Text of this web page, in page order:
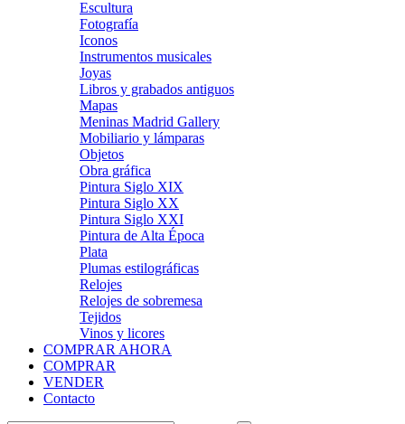
Escultura
Fotografía
Iconos
Instrumentos musicales
Joyas
Libros y grabados antiguos
Mapas
Meninas Madrid Gallery
Mobiliario y lámparas
Objetos
Obra gráfica
Pintura Siglo XIX
Pintura Siglo XX
Pintura Siglo XXI
Pintura de Alta Época
Plata
Plumas estilográficas
Relojes
Relojes de sobremesa
Tejidos
Vinos y licores
COMPRAR AHORA
COMPRAR
VENDER
Contacto